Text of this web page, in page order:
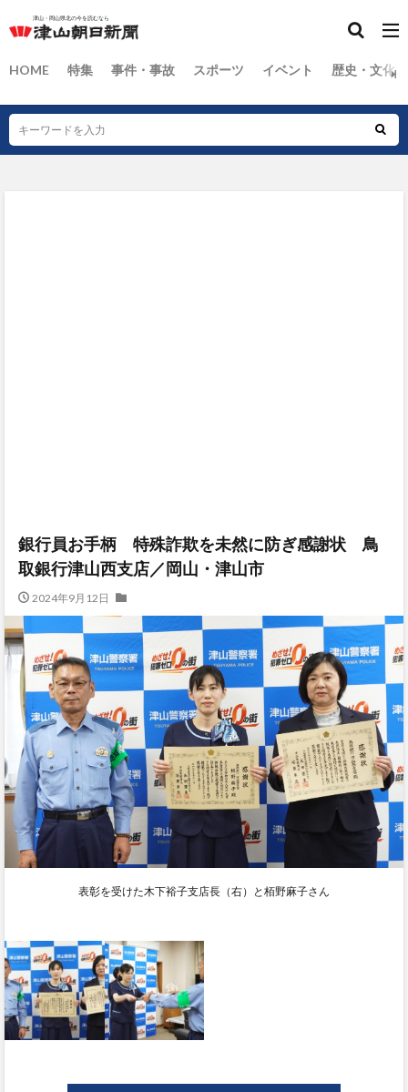
HOME 特集 事件・事故 スポーツ イベント 歴史・文化
銀行員お手柄 特殊詐欺を未然に防ぎ感謝状 鳥
取銀行津山西支店／岡山・津山市
2024年9月12日
表彰を受けた木下裕子支店長（右）と栢野麻子さん